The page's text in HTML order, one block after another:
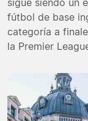
fútbol de base
categoría a
la Premier